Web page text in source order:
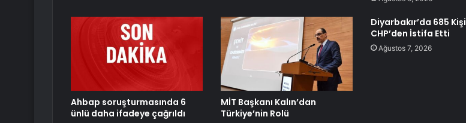
Ahbap soruşturmasında 6
ünlü daha ifadeye çağrıldı
MİT Başkanı Kalın’dan
Türkiye’nin Rolü
Diyarbakır’da 685 Kişi
CHP’den İstifa Etti
Ağustos 7, 2026